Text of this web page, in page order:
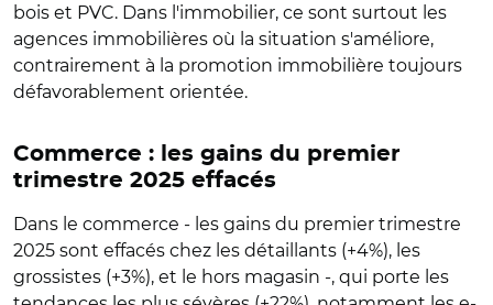
bois et PVC. Dans l'immobilier, ce sont surtout les
agences immobilières où la situation s'améliore,
contrairement à la promotion immobilière toujours
défavorablement orientée.
Commerce : les gains du premier
trimestre 2025 effacés
Dans le commerce - les gains du premier trimestre
2025 sont effacés chez les détaillants (+4%), les
grossistes (+3%), et le hors magasin -, qui porte les